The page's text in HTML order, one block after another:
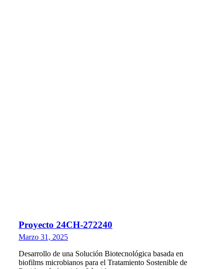
Proyecto 24CH-272240
Marzo 31, 2025
Desarrollo de una Solución Biotecnológica basada en
biofilms microbianos para el Tratamiento Sostenible de